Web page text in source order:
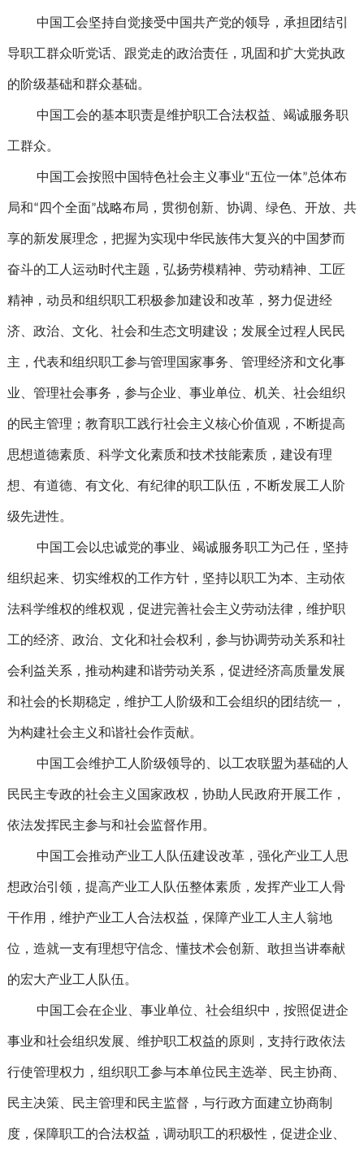
中国工会坚持自觉接受中国共产党的领导，承担团结引
导职工群众听党话、跟党走的政治责任，巩固和扩大党执政
的阶级基础和群众基础。
中国工会的基本职责是维护职工合法权益、竭诚服务职
工群众。
中国工会按照中国特色社会主义事业“五位一体”总体布
局和“四个全面”战略布局，贯彻创新、协调、绿色、开放、共
享的新发展理念，把握为实现中华民族伟大复兴的中国梦而
奋斗的工人运动时代主题，弘扬劳模精神、劳动精神、工匠
精神，动员和组织职工积极参加建设和改革，努力促进经
济、政治、文化、社会和生态文明建设；发展全过程人民民
主，代表和组织职工参与管理国家事务、管理经济和文化事
业、管理社会事务，参与企业、事业单位、机关、社会组织
的民主管理；教育职工践行社会主义核心价值观，不断提高
思想道德素质、科学文化素质和技术技能素质，建设有理
想、有道德、有文化、有纪律的职工队伍，不断发展工人阶
级先进性。
中国工会以忠诚党的事业、竭诚服务职工为己任，坚持
组织起来、切实维权的工作方针，坚持以职工为本、主动依
法科学维权的维权观，促进完善社会主义劳动法律，维护职
工的经济、政治、文化和社会权利，参与协调劳动关系和社
会利益关系，推动构建和谐劳动关系，促进经济高质量发展
和社会的长期稳定，维护工人阶级和工会组织的团结统一，
为构建社会主义和谐社会作贡献。
中国工会维护工人阶级领导的、以工农联盟为基础的人
民民主专政的社会主义国家政权，协助人民政府开展工作，
依法发挥民主参与和社会监督作用。
中国工会推动产业工人队伍建设改革，强化产业工人思
想政治引领，提高产业工人队伍整体素质，发挥产业工人骨
干作用，维护产业工人合法权益，保障产业工人主人翁地
位，造就一支有理想守信念、懂技术会创新、敢担当讲奉献
的宏大产业工人队伍。
中国工会在企业、事业单位、社会组织中，按照促进企
事业和社会组织发展、维护职工权益的原则，支持行政依法
行使管理权力，组织职工参与本单位民主选举、民主协商、
民主决策、民主管理和民主监督，与行政方面建立协商制
度，保障职工的合法权益，调动职工的积极性，促进企业、